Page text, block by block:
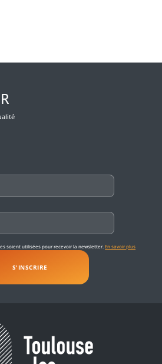
soient utilisées pour recevoir la newsletter.En savoir plus